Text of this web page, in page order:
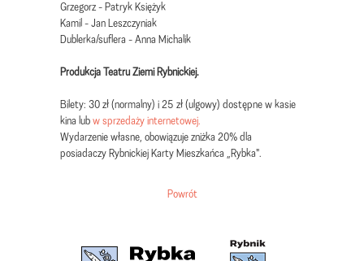
Grzegorz - Patryk Księżyk
Kamil - Jan Leszczyniak
Dublerka/suflera - Anna Michalik
Produkcja Teatru Ziemi Rybnickiej.
Bilety: 30 zł (normalny) i 25 zł (ulgowy) dostępne w kasie
kina lubw sprzedaży internetowej.
Wydarzenie własne, obowiązuje zniżka 20% dla
posiadaczy Rybnickiej Karty Mieszkańca „Rybka".
Powrót